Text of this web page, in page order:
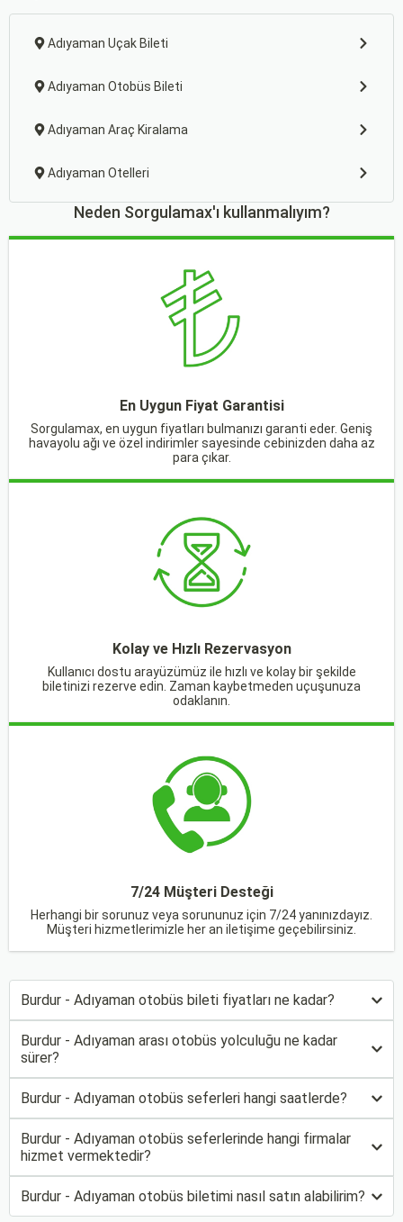
Adıyaman Uçak Bileti
Adıyaman Otobüs Bileti
Adıyaman Araç Kiralama
Adıyaman Otelleri
Neden Sorgulamax'ı kullanmalıyım?
En Uygun Fiyat Garantisi
Sorgulamax, en uygun fiyatları bulmanızı garanti eder. Geniş
havayolu ağı ve özel indirimler sayesinde cebinizden daha az
para çıkar.
Kolay ve Hızlı Rezervasyon
Kullanıcı dostu arayüzümüz ile hızlı ve kolay bir şekilde
biletinizi rezerve edin. Zaman kaybetmeden uçuşunuza
odaklanın.
7/24 Müşteri Desteği
Herhangi bir sorunuz veya sorununuz için 7/24 yanınızdayız.
Müşteri hizmetlerimizle her an iletişime geçebilirsiniz.
Burdur - Adıyaman otobüs bileti fiyatları ne kadar?
Burdur - Adıyaman arası otobüs yolculuğu ne kadar
sürer?
Burdur - Adıyaman otobüs seferleri hangi saatlerde?
Burdur - Adıyaman otobüs seferlerinde hangi firmalar
hizmet vermektedir?
Burdur - Adıyaman otobüs biletimi nasıl satın alabilirim?